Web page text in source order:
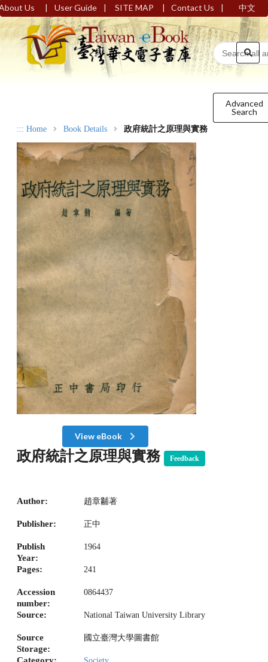
Us | User Guide | SITE MAP | Contact Us | 中文
Advanced
Search
::: Home Book Details 政府統計之原理與實務
View eBook
政府統計之原理與實務 Feedback
Author: 趙章黼著
Publisher: 正中
Publish
Year:
1964
Pages: 241
Accession
number:
0864437
Source: National Taiwan University Library
Source
Storage:
國立臺灣大學圖書館